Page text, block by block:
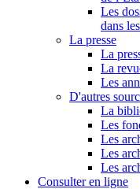
Les
dans
La presse
La
La
Les
D'autres
La
Les
Les
Les
Les
Consulter en ligne